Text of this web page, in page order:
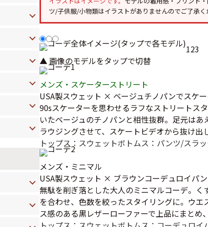
ツ/子供服/小物類はイラストがありませんのでご了承く
123
▲ 画像のモデルをタップで切替
メンズ・スケーターストリート
USA製スウェット × ベージュチノパンでスケ
90sスケーターを思わせるラフなストリートス
いたベージュのチノパンと相性抜群。足元は
ラウジングさせて、スケートビデオから抜け
トップス：スウェットボトムス：パンツ/スラ
メンズ・ミニマル
USA製スウェット × ブラウンコーデュロイパ
無駄を削ぎ落とした大人のミニマルコーデ。
を合わせ、色数を絞ったスタイリングに。ウ
ス感のある黒レザーローファーで上品にまとめ